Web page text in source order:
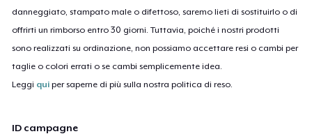
danneggiato, stampato male o difettoso, saremo lieti di sostituirlo o di
offrirti un rimborso entro 30 giorni. Tuttavia, poiché i nostri prodotti
sono realizzati su ordinazione, non possiamo accettare resi o cambi per
taglie o colori errati o se cambi semplicemente idea.
Leggi qui per saperne di più sulla nostra politica di reso.
ID campagne